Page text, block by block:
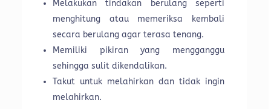
Melakukan tindakan berulang seperti
menghitung atau memeriksa kembali
secara berulang agar terasa tenang.
Memiliki pikiran yang mengganggu
sehingga sulit dikendalikan.
Takut untuk melahirkan dan tidak ingin
melahirkan.